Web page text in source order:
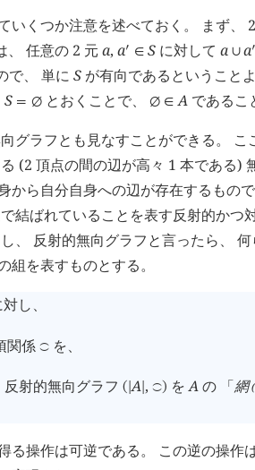
いくつか注意を述べておく。 まず、
任意の 2 元 a, a󰎘 ∈ S に対してa ∪ a
で、 単に S が有向であるということ
S = ∅とおくことで、 ∅ ∈ Aであるこ
グラフとも見なすことができる。
(2 頂点の間の辺が高々 1 本である)
から自分自身への辺が存在するもの
結ばれていることを表す反射的かつ
、 反射的無向グラフと言ったら、
組を表すものとする。
し、
関係 󰖬 を、
射的無向グラフ ( |A , 󰖬) をAの 「網
る操作は可逆である。 この逆の操作